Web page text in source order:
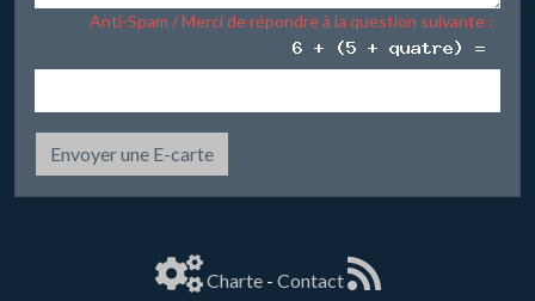
Anti-Spam / Merci de répondre à la question suivante :
Envoyer une E-carte
Charte- Contact